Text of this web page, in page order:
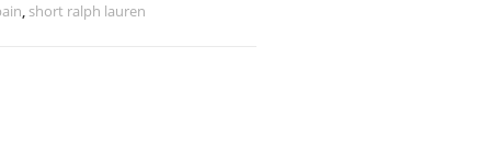
, short ralph lauren